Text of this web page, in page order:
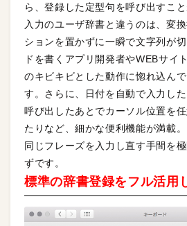
ら、登録した定型句を呼び出すこ
入力のユーザ辞書と違うのは、変
ションを置かずに一瞬で文字列が
ドを書くアプリ開発者やWEBサイ
のキビキビとした動作に惚れ込ん
す。さらに、日付を自動で入力し
呼び出したあとでカーソル位置を
たりなど、細かな便利機能が満載。
同じフレーズを入力し直す手間を
ずです。
標準の辞書登録をフル活用